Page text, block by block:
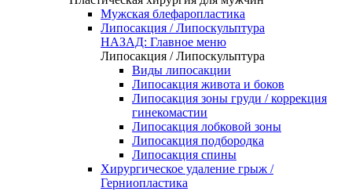
Мужская блефаропластика
Липосакция / Липоскульптура
НАЗАД: Главное меню
Липосакция / Липоскульптура
Виды липосакции
Липосакция живота и боков
Липосакция зоны груди / коррекция
гинекомастии
Липосакция лобковой зоны
Липосакция подбородка
Липосакция спины
Хирургическое удаление грыж /
Герниопластика